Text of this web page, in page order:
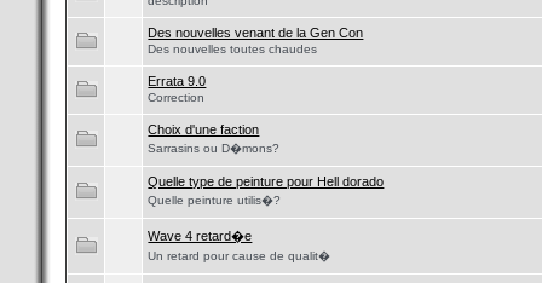
Des nouvelles venant de la Gen Con
Des nouvelles toutes chaudes
Errata 9.0
Correction
Choix d'une faction
Sarrasins ou D�mons?
Quelle type de peinture pour Hell dorado
Quelle peinture utilis�?
Wave 4 retard�e
Un retard pour cause de qualit�